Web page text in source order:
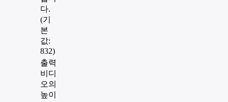
다.
(기
본
값:
832)
출력
비디
오의
높이